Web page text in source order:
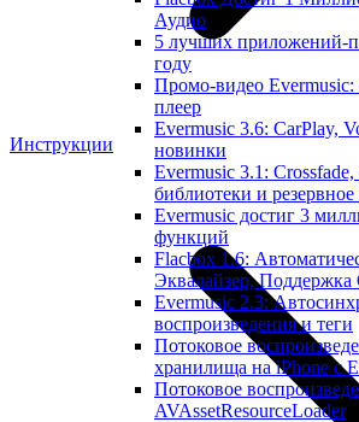
Аудио
5 лучших приложений-
году
Промо-видео
плеер
Evermusic 3.6: CarPlay,
новинки
Evermusic 3.1:
библиотеки и
Evermusic достиг 3
функций
Flacbox 1.6:
Эквалайзер, Поддержка
Evermusic 2.3:
воспроизведения и теги
Потоковое
хранилища на iPhone с
Потоковое
AVAssetResourceLoader
Инструкции